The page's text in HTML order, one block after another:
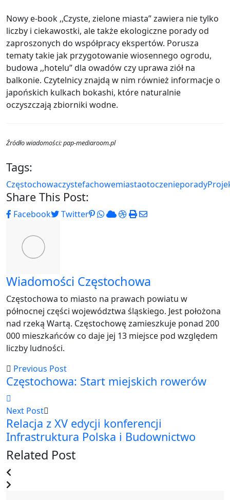
Nowy e-book ,,Czyste, zielone miasta” zawiera nie tylko
liczby i ciekawostki, ale także ekologiczne porady od
zaproszonych do współpracy ekspertów. Porusza
tematy takie jak przygotowanie wiosennego ogrodu,
budowa ,,hotelu” dla owadów czy uprawa ziół na
balkonie. Czytelnicy znajdą w nim również informacje o
japońskich kulkach bokashi, które naturalnie
oczyszczają zbiorniki wodne.
Źródło wiadomości: pap-mediaroom.pl
Tags:
Częstochowaczystefachowemiastaotoczenieporady
Share This Post:
Facebook Twitter Pinterest
Whatsapp
CloudStumbleUpon
PrintShare
Wiadomości Częstochowa
Częstochowa to miasto na prawach powiatu w
północnej części województwa śląskiego. Jest położona
nad rzeką Wartą. Częstochowę zamieszkuje ponad 200
000 mieszkańców co daje jej 13 miejsce pod względem
liczby ludności.
Previous Post
Częstochowa: Start miejskich rowerów
Next Post
Relacja z XV edycji konferencji
Infrastruktura Polska i Budownictwo
Related Post